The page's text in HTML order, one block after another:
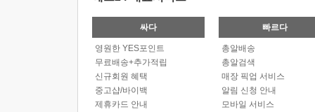
싸다
영원한 YES포인트
무료배송+추가적립
신규회원 혜택
중고샵/바이백
제휴카드 안내
빠르다
총알배송
총알검색
매장 픽업 서비스
알림 신청 안내
모바일 서비스